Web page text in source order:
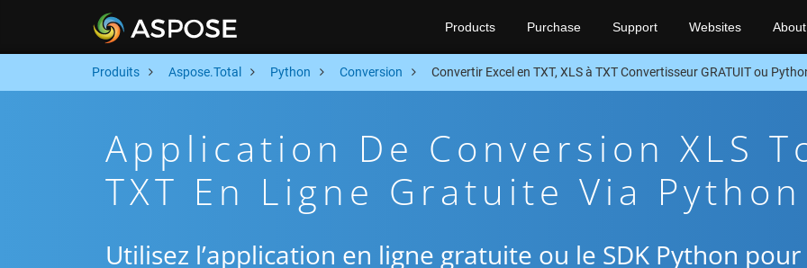
Products Purchase Support Websites About
Produits Aspose.Total Python Conversion Convertir Excel en TXT, XLS à TXT Convertisseur GRATUIT ou
Application De Conversion XLS
TXT En Ligne Gratuite Via Python
Utilisez l’application en ligne gratuite ou le SDK Python pour